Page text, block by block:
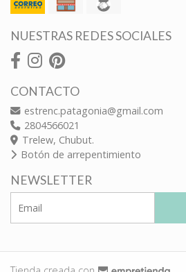
NUESTRAS REDES SOCIALES
CONTACTO
estrenc.patagonia@gmail.com
2804566021
Trelew, Chubut.
Botón de arrepentimiento
NEWSLETTER